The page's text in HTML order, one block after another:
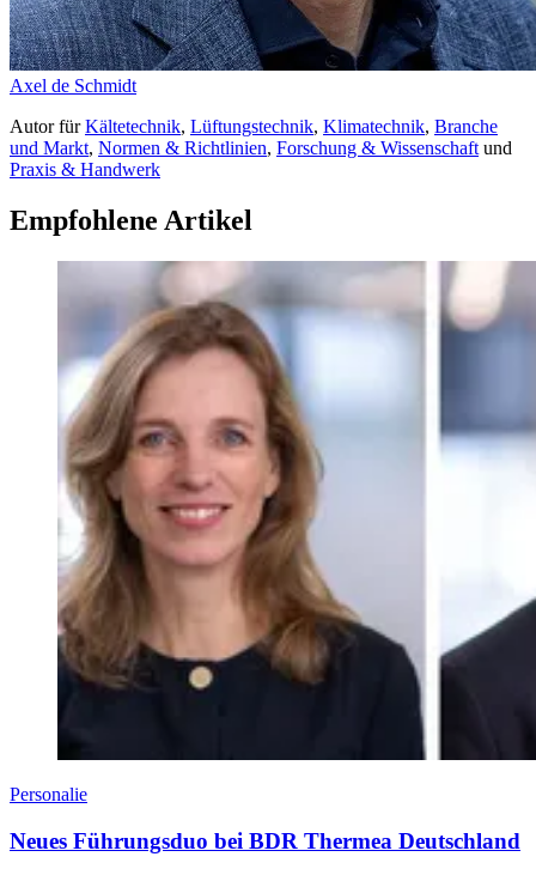
Axel de Schmidt
AutorfürKältetechnik, Lüftungstechnik, Klimatechnik, Branche
und Markt, Normen & Richtlinien, Forschung & Wissenschaftund
Praxis & Handwerk
Empfohlene Artikel
Personalie
Neues Führungsduo bei BDR Thermea Deutschland